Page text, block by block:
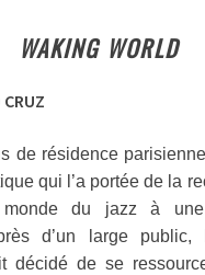
WAKING WORLD
CRUZ
de résidence
qui l’a portée de la
du jazz à une
d’un large public,
décidé de se